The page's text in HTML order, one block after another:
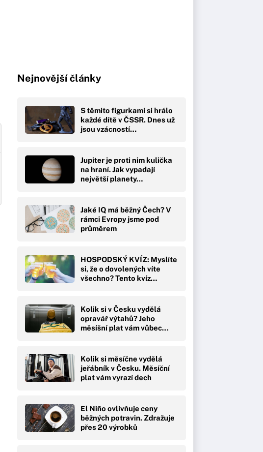
Nejnovější články
S těmito figurkami si hrálo
každé dítě v ČSSR. Dnes už
jsou vzácností…
Jupiter je proti nim kulička
na hraní. Jak vypadají
největší planety…
Jaké IQ má běžný Čech? V
rámci Evropy jsme pod
průměrem
HOSPODSKÝ KVÍZ: Myslíte
si, že o dovolených víte
všechno? Tento kvíz…
Kolik si v Česku vydělá
opravář výtahů? Jeho
měsíšní plat vám vůbec…
Kolik si měsíčne vydělá
jeřábník v Česku. Měsíční
plat vám vyrazí dech
El Niño ovlivňuje ceny
běžných potravin. Zdražuje
přes 20 výrobků